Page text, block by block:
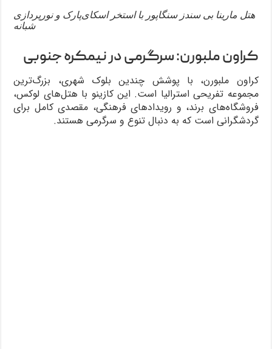
هتل مارینا بی سندز سنگاپور با استخر اسکای‌پارک و نورپردازی
شبانه
کراون ملبورن: سرگرمی در نیمکره جنوبی
کراون ملبورن، با پوشش چندین بلوک شهری، بزرگ‌ترین
مجموعه تفریحی استرالیا است. این کازینو با هتل‌های لوکس،
فروشگاه‌های برند، و رویدادهای فرهنگی، مقصدی کامل برای
گردشگرانی است که به دنبال تنوع و سرگرمی هستند.